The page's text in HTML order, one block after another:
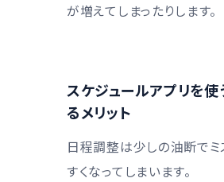
が増えてしまったりします。
スケジュールアプリを使
るメリット
日程調整は少しの油断でミ
すくなってしまいます。